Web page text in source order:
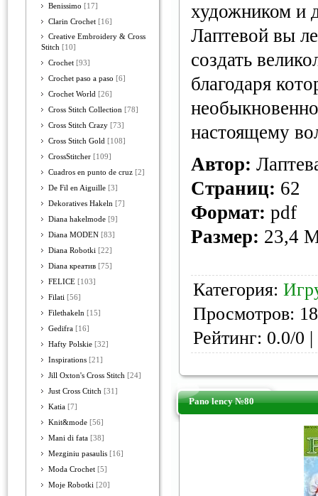
Benissimo [17]
Clarin Crochet [16]
Creative Embroidery & Cross
Stitch [10]
Crochet [93]
Crochet paso a paso [6]
Crochet World [26]
Cross Stitch Collection [78]
Cross Stitch Crazy [73]
Cross Stitch Gold [108]
CrossStitcher [109]
Cuadros en punto de cruz [2]
De Fil en Aiguille [3]
Dekoratives Hakeln [7]
Diana hakelmode [9]
Diana MODEN [83]
Diana Robotki [22]
Diana креатив [75]
FELICE [103]
Filati [56]
Filethakeln [15]
Gedifra [16]
Hafty Polskie [32]
Inspirations [21]
Jill Oxton's Cross Stitch [24]
Just Cross Ctitch [31]
Katia [7]
Knit&mode [56]
Mani di fata [38]
Mezginiu pasaulis [16]
Moda Crochet [5]
Moje Robotki [20]
художником и
Лаптевой вы
создать
благодаря
настоящему
Автор:
Страниц: 62
Формат: pdf
Размер: 23,4
Категория:
Просмотров:
Рейтинг: 0.0/0 |
Pano lency №80